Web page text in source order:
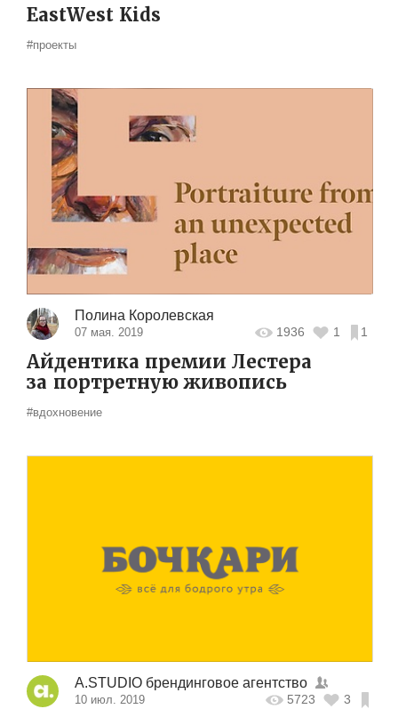
EastWest Kids
#проекты
Полина Королевская
07 мая. 2019 1936 1 1
Айдентика премии Лестера
за портретную живопись
#вдохновение
A.STUDIO брендинговое агентство
10 июл. 2019 5723 3